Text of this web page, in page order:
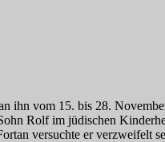
ihn vom 15. bis 28.
Rolf im jüdischen
versuchte er